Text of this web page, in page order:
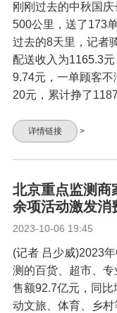
刚刚过去的中秋国
500公里，送了173
过去的8天里，记者
配送收入为1165.3
9.74元，一单顾客
20元，累计挣了
详情链接 >
北京重点监测商
余项活动激发消
2023-10-06 19:45
(记者 吕少威)2023
测的百货、超市、
售额92.7亿元，同比
动文旅、体育、乡